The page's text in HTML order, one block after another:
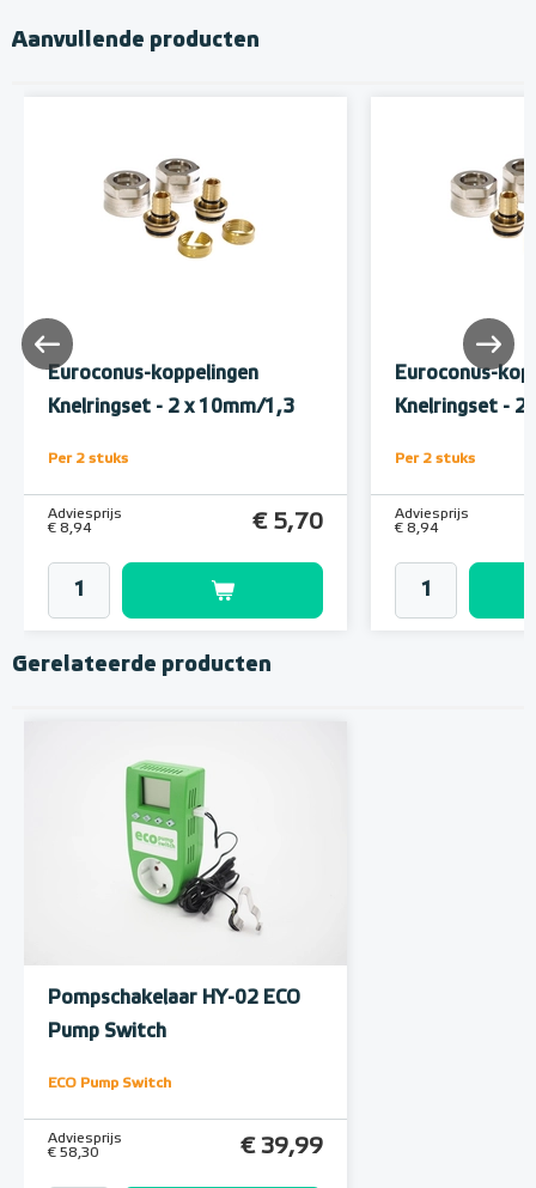
Aanvullende producten
Euroconus-koppelingen
Knelringset - 2 x 10mm/1,3
Per 2 stuks
Adviesprijs
€ 8,94
€ 5,70
Euroconus-
Knelringset - 2
Per 2 stuks
Adviesprijs
€ 8,94
Gerelateerde producten
Pompschakelaar HY-02 ECO
Pump Switch
ECO Pump Switch
Adviesprijs
€ 58,30
€ 39,99